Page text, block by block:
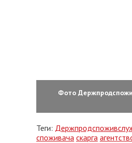
Фото
Теги:
споживача скарга